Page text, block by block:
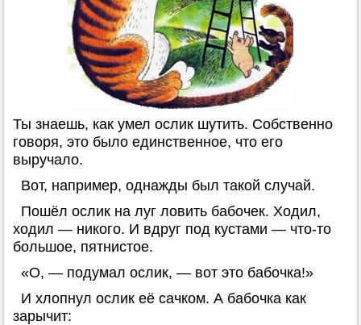
Ты знаешь, как умел ослик шутить. Собственно
говоря, это было единственное, что его
выручало.
Вот, например, однажды был такой случай.
Пошёл ослик на луг ловить бабочек. Ходил,
ходил — никого. И вдруг под кустами — что-то
большое, пятнистое.
«О, — подумал ослик, — вот это бабочка!»
И хлопнул ослик её сачком. А бабочка как
зарычит: